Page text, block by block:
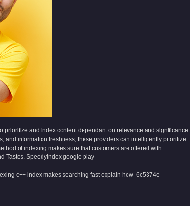
prioritize and index content dependant on relevance and significance.
and information freshness, these providers can intelligently prioritize
of indexing makes sure that customers are offered with
Tastes. SpeedyIndex google play
c++ index makes searching fast explain how6c5374e